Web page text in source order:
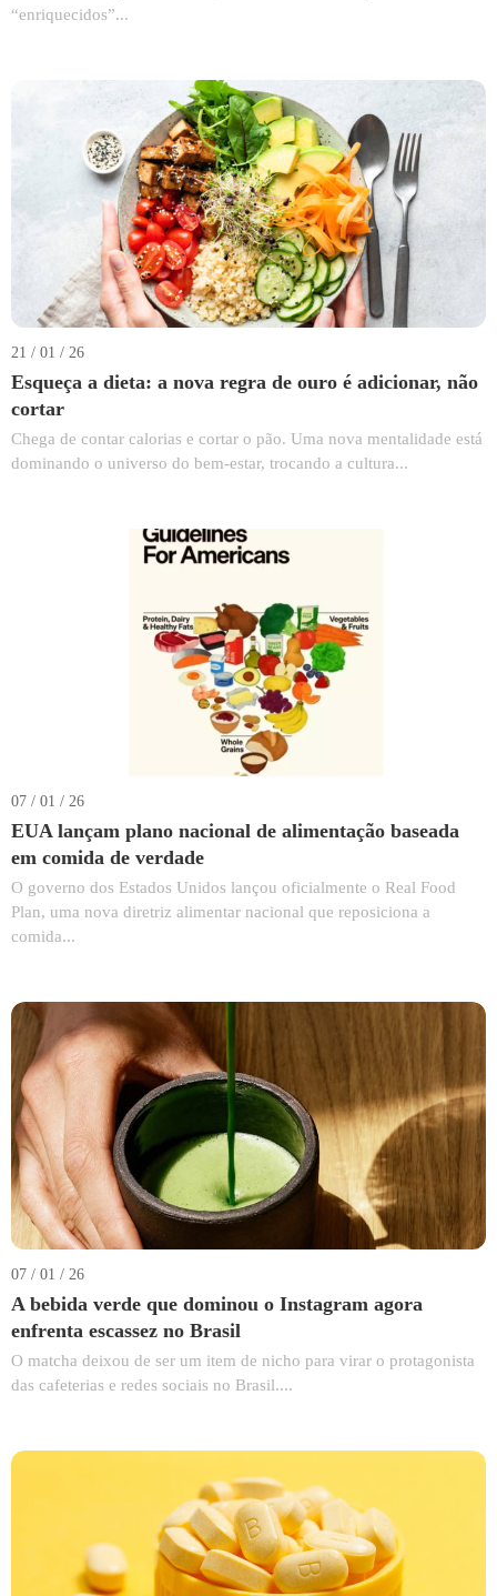
“enriquecidos”...
21 / 01 / 26
Esqueça a dieta: a nova regra de ouro é adicionar, não
cortar
Chega de contar calorias e cortar o pão. Uma nova mentalidade está
dominando o universo do bem-estar, trocando a cultura...
07 / 01 / 26
EUA lançam plano nacional de alimentação baseada
em comida de verdade
O governo dos Estados Unidos lançou oficialmente o Real Food
Plan, uma nova diretriz alimentar nacional que reposiciona a
comida...
07 / 01 / 26
A bebida verde que dominou o Instagram agora
enfrenta escassez no Brasil
O matcha deixou de ser um item de nicho para virar o protagonista
das cafeterias e redes sociais no Brasil....